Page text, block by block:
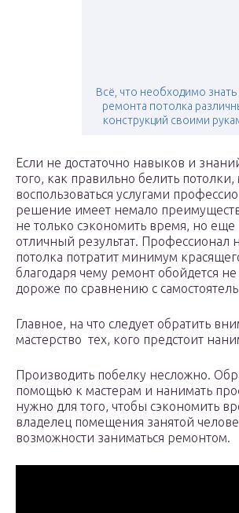
Всё, что необходимо знать
ремонта потолка
конструкций своими
Если не достаточно навыков и
того, как правильно белить
воспользоваться услугами
решение имеет немало
не только сэкономить время, но еще
отличный результат. Профессионал
потолка потратит минимум
благодаря чему ремонт обойдется
дороже по сравнению с
Главное, на что следует обратить
мастерство тех, кого предстоит
Производить побелку несложно.
помощью к мастерам и нанимать
нужно для того, чтобы сэкономить
владелец помещения занятой
возможности заниматься ремонтом.